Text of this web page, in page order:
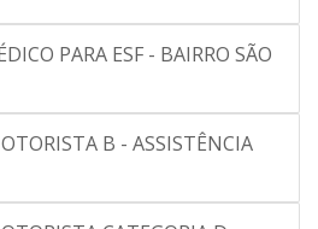
PARA ESF - BAIRRO SÃO
B - ASSISTÊNCIA